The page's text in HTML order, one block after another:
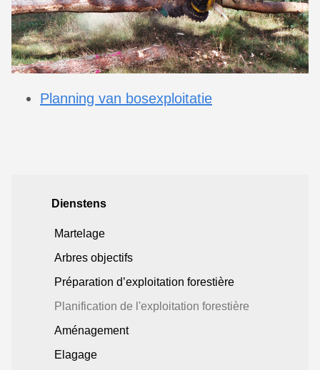
Planning van bosexploitatie
Dienstens
Martelage
Arbres objectifs
Préparation d’exploitation forestière
Planification de l'exploitation forestière
Aménagement
Elagage